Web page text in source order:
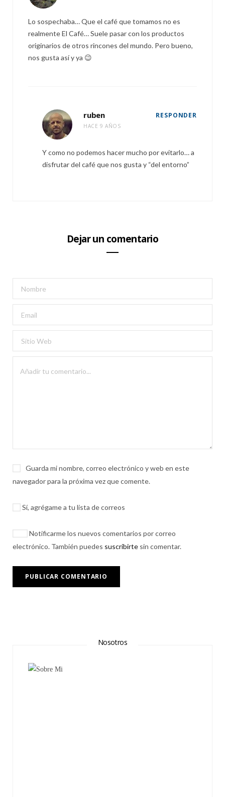
Lo sospechaba… Que el café que tomamos no es
realmente El Café… Suele pasar con los productos
originarios de otros rincones del mundo. Pero bueno,
nos gusta así y ya 😉
ruben
HACE 9 AÑOS
RESPONDER
Y como no podemos hacer mucho por evitarlo… a
disfrutar del café que nos gusta y “del entorno”
Dejar un comentario
Guarda mi nombre, correo electrónico y web en este
navegador para la próxima vez que comente.
Sí, agrégame a tu lista de correos
Notificarme los nuevos comentarios por correo
electrónico. También puedes suscribirte sin comentar.
Nosotros